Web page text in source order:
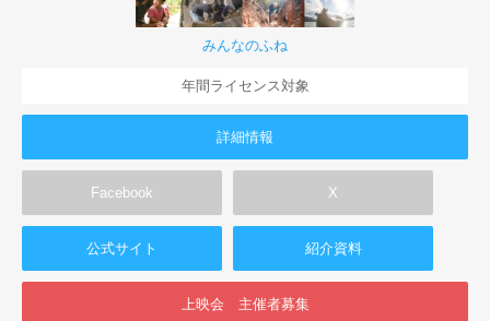
みんなのふね
年間ライセンス対象
詳細情報
Facebook X
公式サイト 紹介資料
上映会 主催者募集